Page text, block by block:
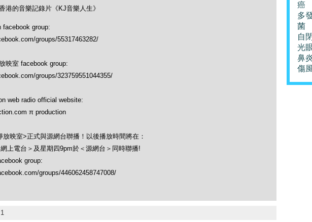
港的音樂記錄片《KJ音樂人生》
facebook group:
groups/55317463282/
映室 facebook group:
groups/323759551044355/
web radio official website:
π production
放映室>正式與源網台聨播！以後播放時間將在：
上電台＞及星期四9pm於＜源網台＞同時聯播!
group:
groups/446062458747008/
癌
多
菌
自
光
鼻
傷